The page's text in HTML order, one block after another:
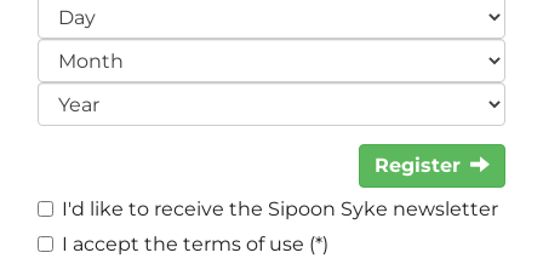
Register
I'd like to receive the Sipoon Syke newsletter
I accept the terms of use (*)